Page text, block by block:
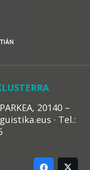
20140 –
· Tel.: